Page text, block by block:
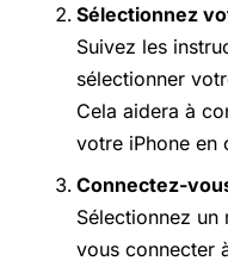
Sélectionnez
Suivez les
sélectionner
Cela aidera à
votre iPhone en
Connectez-
Sélectionnez
vous connecter